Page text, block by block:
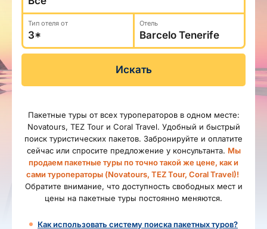
Наши консультанты
Приходите на работу
Новости
Тип отеля от Отель
Искать
Пакетные туры от всех туроператоров в одном месте:
Novatours, TEZ Tour и Coral Travel. Удобный и быстрый
поиск туристических пакетов. Забронируйте и оплатите
сейчас или спросите предложение у консультанта. Мы
продаем пакетные туры по точно такой же цене, как и
сами туроператоры (Novatours, TEZ Tour, Coral Travel)!
Обратите внимание, что доступность свободных мест и
цены на пакетные туры постоянно меняются.
Как использовать систему поиска пакетных туров?